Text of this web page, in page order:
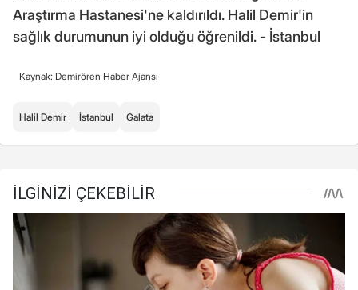
Araştırma Hastanesi'ne kaldırıldı. Halil Demir'in
sağlık durumunun iyi olduğu öğrenildi. - İstanbul
Kaynak: Demirören Haber Ajansı
Halil Demir İstanbul Galata